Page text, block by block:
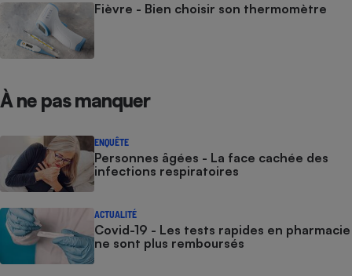
Fièvre - Bien choisir son thermomètre
À ne pas manquer
ENQUÊTE
Personnes âgées - La face cachée des
infections respiratoires
ACTUALITÉ
Covid-19 - Les tests rapides en pharmacie
ne sont plus remboursés